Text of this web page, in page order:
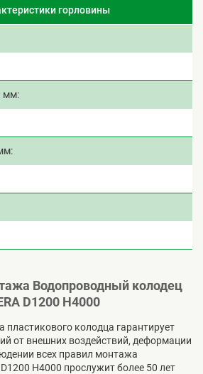
горловины
мм
Водопроводный колодец
D1200 H4000
пластикового колодца гарантирует
от внешних воздействий, деформации
всех правил монтажа
H4000 прослужит более 50 лет